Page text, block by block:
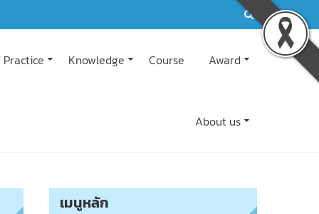
Knowledge Course Award
About us
เมนูหลัก